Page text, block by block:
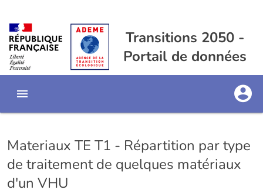
Transitions 2050 -
Portail de données
Materiaux TE T1 - Répartition par type
de traitement de quelques matériaux
d'un VHU